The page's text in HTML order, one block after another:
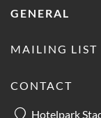
GENERAL
MAILING LIST
CONTACT
Hotelpark